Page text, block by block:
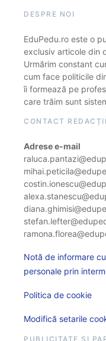
DESPRE NOI
EduPedu.ro este o
exclusiv articole din
Urmărim constant
cum face politicile
îi formează pe
care trăim sunt
CONTACT
Adrese e-mail
Notă de informare
personale prin
Politica de cookie
Modifică setarile
PUBLICITATE ȘI